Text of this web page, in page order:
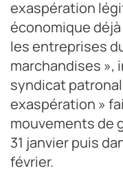
exaspération
économique
les entreprises
marchandises »,
syndicat patronal
exaspération »
mouvements de
31 janvier puis
février.